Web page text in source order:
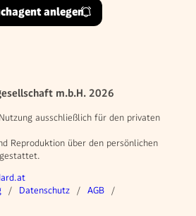
anlegen
m.b.H. 2026
ausschließlich für den privaten
Reproduktion über den persönlichen
Datenschutz
AGB